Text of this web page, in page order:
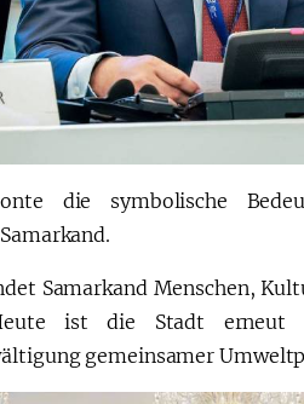
die symbolische
Samarkand Menschen,
ist die Stadt
gemeinsamer